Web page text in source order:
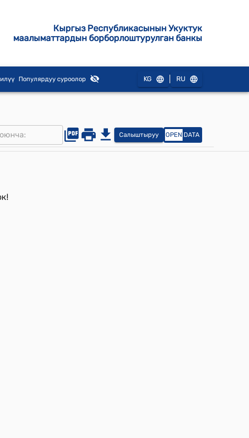
Кыргыз Республикасынын Укуктук
маалыматтардын борборлоштурулган банкы
Популярдуу суроолор KG RU
Салыштыруу OPEN DATA